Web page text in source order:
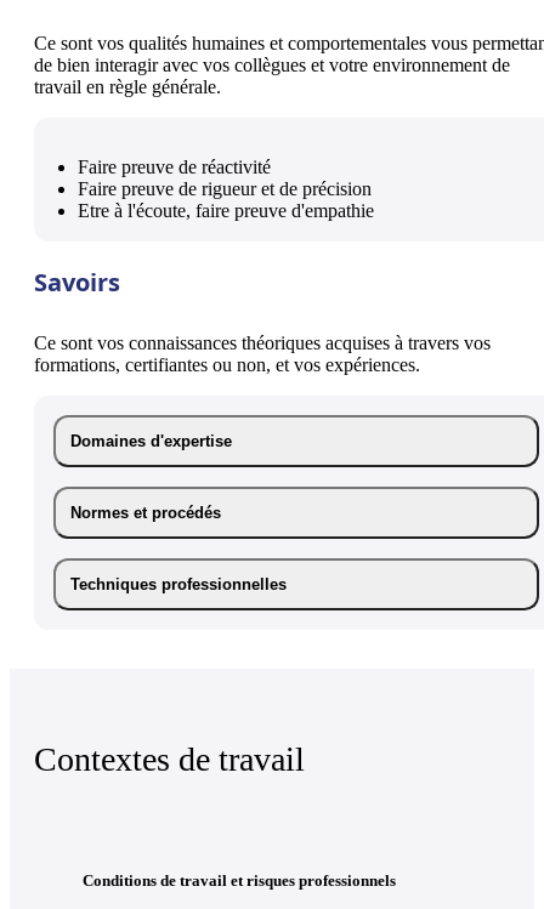
Ce sont vos qualités humaines et comportementales vous
de bien interagir avec vos collègues et votre environnement de
travail en règle générale.
Faire preuve de réactivité
Faire preuve de rigueur et de précision
Etre à l'écoute, faire preuve d'empathie
Savoirs
Ce sont vos connaissances théoriques acquises à travers vos
formations, certifiantes ou non, et vos expériences.
Domaines d'expertise
Normes et procédés
Techniques professionnelles
Contextes de travail
Conditions de travail et risques professionnels